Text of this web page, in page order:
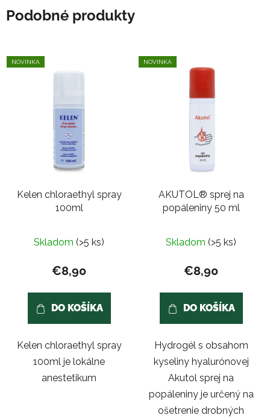
Podobné produkty
NOVINKA
Kelen chloraethyl spray
100ml
Skladom (>5 ks)
€8,90
DO KOŠÍKA
Kelen chloraethyl spray
100ml je lokálne
anestetikum
NOVINKA
AKUTOL® sprej na
popáleniny 50 ml
hodnotenie
je
z
hviezdičiek.
Skladom (>5 ks)
€8,90
DO KOŠÍKA
Hydrogél s obsahom
kyseliny hyalurónovej
Akutol sprej na
popáleniny je určený na
ošetrenie drobných